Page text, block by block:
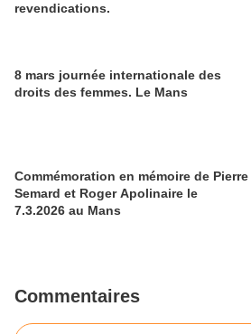
revendications.
8 mars journée internationale des
droits des femmes. Le Mans
Commémoration en mémoire de Pierre
Semard et Roger Apolinaire le
7.3.2026 au Mans
Commentaires